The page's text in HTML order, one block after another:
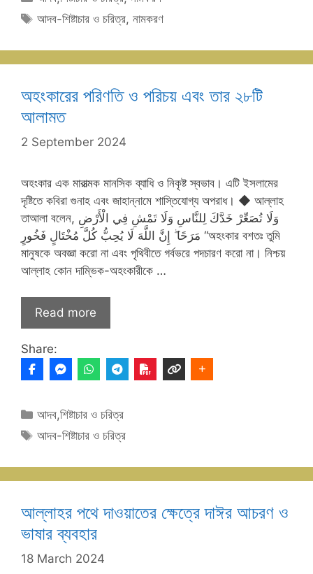
Tags
আদব-শিষ্টাচার ও চরিত্র,নামকরণ
অহংকারের পরিণতি ও পরিচয় এবং তার ২৮টি
আলামত
2 September 2024
অহংকার এক মারাত্মক মানসিক ব্যাধি ও নিকৃষ্ট স্বভাব। এটি ইসলামের
দৃষ্টিতে কবিরা গুনাহ এবং জাহান্নামে শাস্তিযোগ্য অপরাধ। ◆ আল্লাহ
তাআলা বলেন, وَلَا تُصَعِّرْ خَدَّكَ لِلنَّاسِ وَلَا تَمْشِ فِي الْأَرْضِ
مَرَحًا ۖ إِنَّ اللَّهَ لَا يُحِبُّ كُلَّ مُخْتَالٍ فَخُورٍ “অহংকার বশতঃ তুমি
মানুষকে অবজ্ঞা করো না এবং পৃথিবীতে গর্বভরে পদচারণ করো না। নিশ্চয়
আল্লাহ কোন দাম্ভিক-অহংকারীকে …
Read more
Share:
Categories
আদব,শিষ্টাচার ও চরিত্র
Tags
আদব-শিষ্টাচার ও চরিত্র
আল্লাহর পথে দাওয়াতের ক্ষেত্রে দাঈর আচরণ ও
ভাষার ব্যবহার
18 March 2024